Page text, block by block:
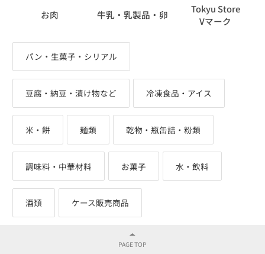
お肉 牛乳・乳製品・卵
Tokyu Store
Vマーク
パン・生菓子・シリアル
豆腐・納豆・漬け物など 冷凍食品・アイス
米・餅 麺類 乾物・瓶缶詰・粉類
調味料・中華材料 お菓子 水・飲料
酒類 ケース販売商品